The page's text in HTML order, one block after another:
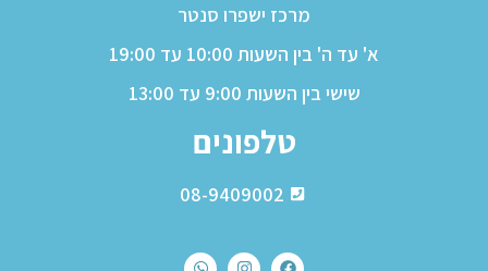
מרכז ישפרו סנטר
א' עד ה' בין השעות 10:00 עד 19:00
שישי בין השעות 9:00 עד 13:00
טלפונים
08-9409002